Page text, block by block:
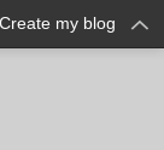
Create my blog